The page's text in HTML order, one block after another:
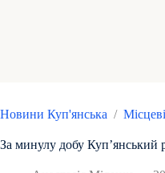
Новини Куп'янська /
За минулу добу Купʼянський